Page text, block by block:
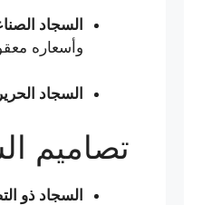
السجاد
وأسعاره
السجاد
تصاميم
السجاد ذو